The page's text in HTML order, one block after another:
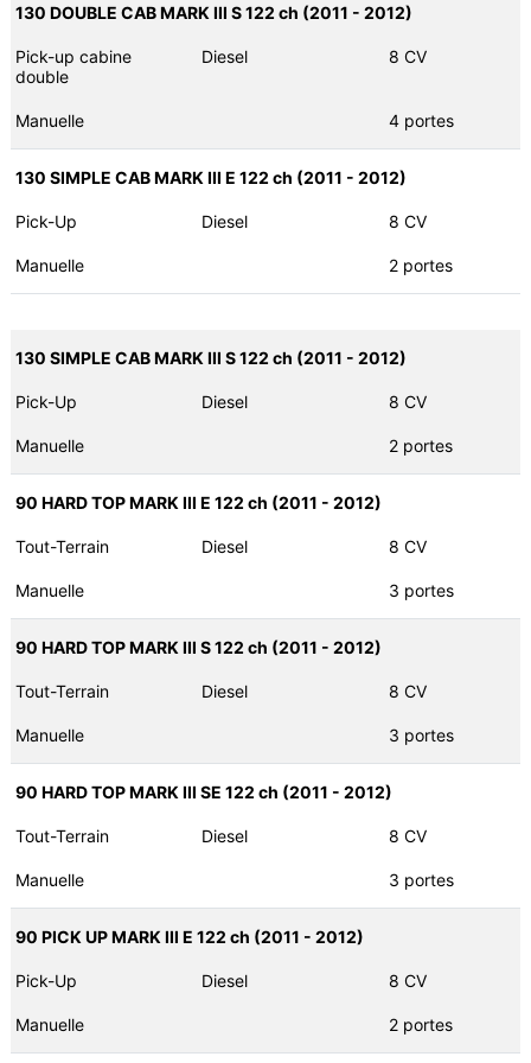
130 DOUBLE CAB MARK III S 122 ch (2011 - 2012)
Pick-up cabine
double
Diesel 8 CV
Manuelle 4 portes
130 SIMPLE CAB MARK III E 122 ch (2011 - 2012)
Pick-Up Diesel 8 CV
Manuelle 2 portes
130 SIMPLE CAB MARK III S 122 ch (2011 - 2012)
Pick-Up Diesel 8 CV
Manuelle 2 portes
90 HARD TOP MARK III E 122 ch (2011 - 2012)
Tout-Terrain Diesel 8 CV
Manuelle 3 portes
90 HARD TOP MARK III S 122 ch (2011 - 2012)
Tout-Terrain Diesel 8 CV
Manuelle 3 portes
90 HARD TOP MARK III SE 122 ch (2011 - 2012)
Tout-Terrain Diesel 8 CV
Manuelle 3 portes
90 PICK UP MARK III E 122 ch (2011 - 2012)
Pick-Up Diesel 8 CV
Manuelle 2 portes